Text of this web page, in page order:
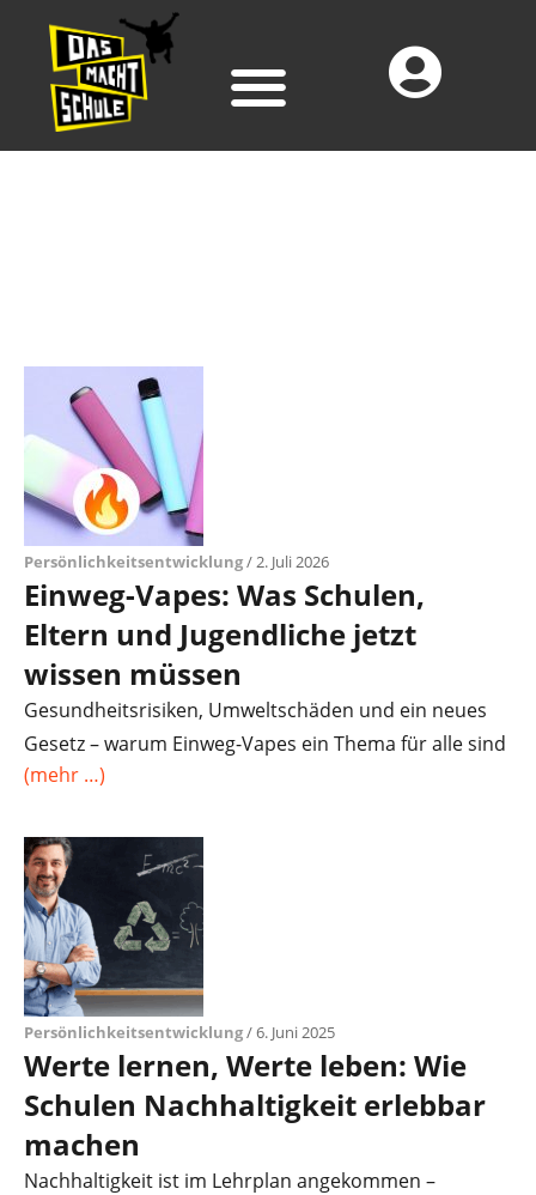
Persönlichkeitsentwicklung/ 2. Juli 2026
Einweg-Vapes: Was Schulen,
Eltern und Jugendliche jetzt
wissen müssen
Gesundheitsrisiken, Umweltschäden und ein neues
Gesetz – warum Einweg-Vapes ein Thema für alle sind
(mehr …)
Persönlichkeitsentwicklung/ 6. Juni 2025
Werte lernen, Werte leben: Wie
Schulen Nachhaltigkeit erlebbar
machen
Nachhaltigkeit ist im Lehrplan angekommen –